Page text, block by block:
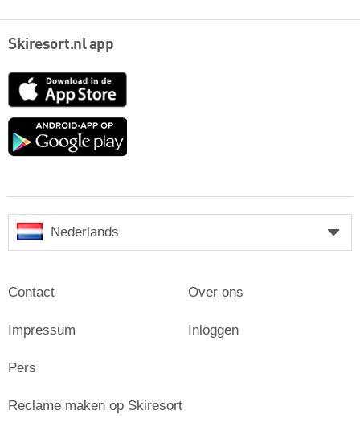
Skiresort.nl app
App
Google
Nederlands
Contact
Impressum
Pers
Over ons
Inloggen
Reclame maken op Skiresort